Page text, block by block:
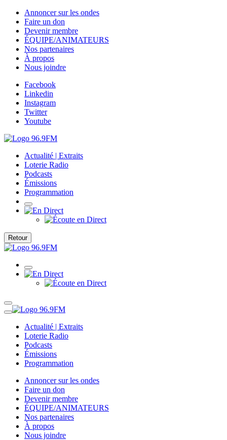
Annoncer sur les ondes
Faire un don
Devenir membre
ÉQUIPE/ANIMATEURS
Nos partenaires
À propos
Nous joindre
Facebook
Linkedin
Instagram
Twitter
Youtube
Actualité | Extraits
Loterie Radio
Podcasts
Émissions
Programmation
Retour
Actualité | Extraits
Loterie Radio
Podcasts
Émissions
Programmation
Annoncer sur les ondes
Faire un don
Devenir membre
ÉQUIPE/ANIMATEURS
Nos partenaires
À propos
Nous joindre